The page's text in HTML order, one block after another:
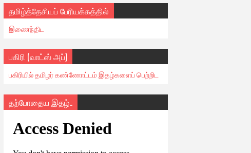
தமிழ்த்தேசியப் பேரியக்கத்தில்
இணைந்திட
பகிரி (வாட்ஸ் அப்)
பகிரியில் தமிழர் கண்ணோட்டம் இதழ்களைப் பெற்றிட
தற்போதைய இதழ்..